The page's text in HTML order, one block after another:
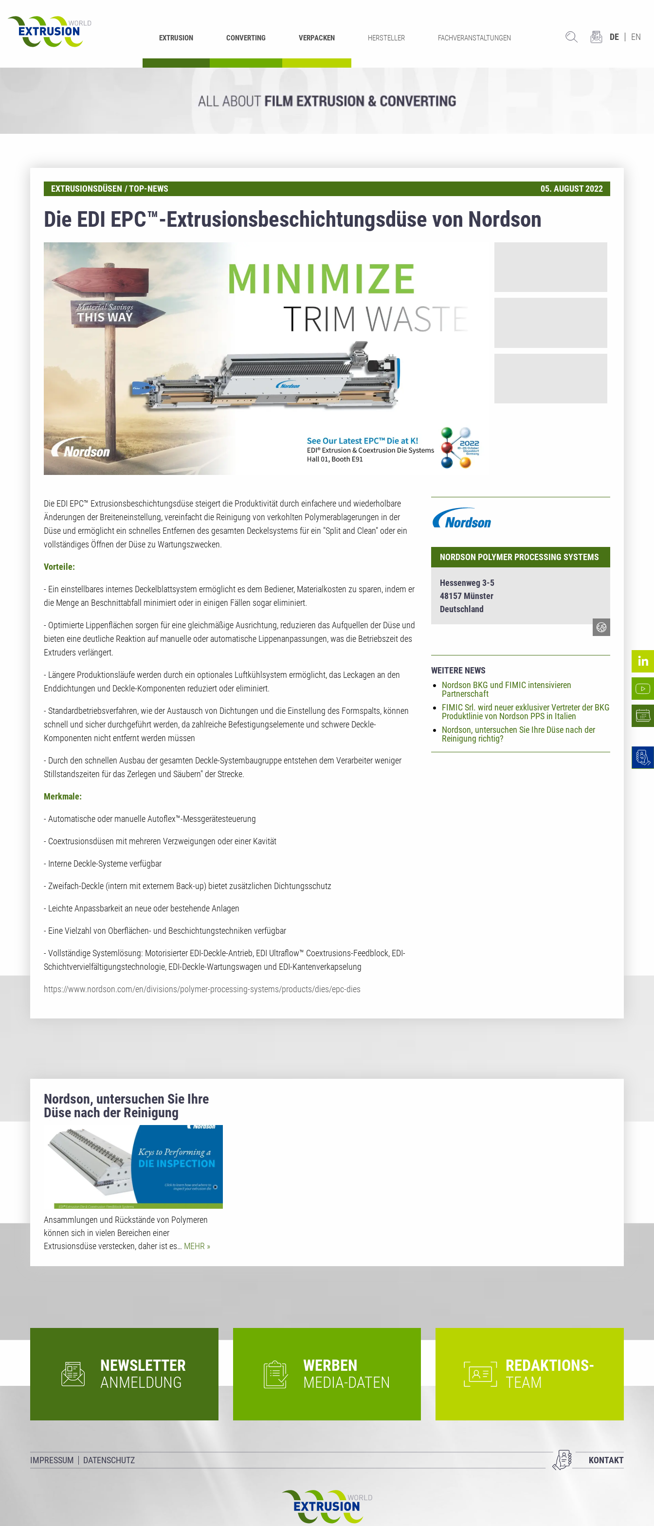
EXTRUSION CONVERTING VERPACKEN HERSTELLER FACHVERANSTALTUNGEN DE EN
EXTRUSIONSDÜSEN TOP-NEWS 05. AUGUST 2022
Die EDI EPC™-Extrusionsbeschichtungsdüse von Nordson
Die EDI EPC™ Extrusionsbeschichtungsdüse steigert die Produktivität durch einfachere und wiederholbare
Änderungen der Breiteneinstellung, vereinfacht die Reinigung von verkohlten Polymerablagerungen in der
Düse und ermöglicht ein schnelles Entfernen des gesamten Deckelsystems für ein "Split and Clean" oder ein
vollständiges Öffnen der Düse zu Wartungszwecken.
Vorteile:
- Ein einstellbares internes Deckelblattsystem ermöglicht es dem Bediener, Materialkosten zu sparen, indem er
die Menge an Beschnittabfall minimiert oder in einigen Fällen sogar eliminiert.
- Optimierte Lippenflächen sorgen für eine gleichmäßige Ausrichtung, reduzieren das Aufquellen der Düse und
bieten eine deutliche Reaktion auf manuelle oder automatische Lippenanpassungen, was die Betriebszeit des
Extruders verlängert.
- Längere Produktionsläufe werden durch ein optionales Luftkühlsystem ermöglicht, das Leckagen an den
Enddichtungen und Deckle-Komponenten reduziert oder eliminiert.
- Standardbetriebsverfahren, wie der Austausch von Dichtungen und die Einstellung des Formspalts, können
schnell und sicher durchgeführt werden, da zahlreiche Befestigungselemente und schwere Deckle-
Komponenten nicht entfernt werden müssen
- Durch den schnellen Ausbau der gesamten Deckle-Systembaugruppe entstehen dem Verarbeiter weniger
Stillstandszeiten für das Zerlegen und Säubern" der Strecke.
Merkmale:
- Automatische oder manuelle Autoflex™-Messgerätesteuerung
- Coextrusionsdüsen mit mehreren Verzweigungen oder einer Kavität
- Interne Deckle-Systeme verfügbar
- Zweifach-Deckle (intern mit externem Back-up) bietet zusätzlichen Dichtungsschutz
- Leichte Anpassbarkeit an neue oder bestehende Anlagen
- Eine Vielzahl von Oberflächen- und Beschichtungstechniken verfügbar
- Vollständige Systemlösung: Motorisierter EDI-Deckle-Antrieb, EDI Ultraflow™ Coextrusions-Feedblock, EDI-
Schichtvervielfältigungstechnologie, EDI-Deckle-Wartungswagen und EDI-Kantenverkapselung
https://www.nordson.com/en/divisions/polymer-processing-systems/products/dies/epc-dies
PROCESSING SYSTEMS
NORDSON POLYMER PROCESSING SYSTEMS
Hessenweg 3-5
48157 Münster
Deutschland
WEITERE NEWS
Nordson BKG und FIMIC intensivieren
Partnerschaft
FIMIC Srl. wird neuer exklusiver Vertreter der BKG
Produktlinie von Nordson PPS in Italien
Nordson, untersuchen Sie Ihre Düse nach der
Reinigung richtig?
Nordson, untersuchen Sie Ihre
Düse nach der Reinigung
richtig?
Ansammlungen und Rückstände von Polymeren
können sich in vielen Bereichen einer
Extrusionsdüse verstecken, daher ist es… MEHR
NEWSLETTER
ANMELDUNG
WERBEN
MEDIA-DATEN
REDAKTIONS-
TEAM
IMPRESSUM DATENSCHUTZ KONTAKT